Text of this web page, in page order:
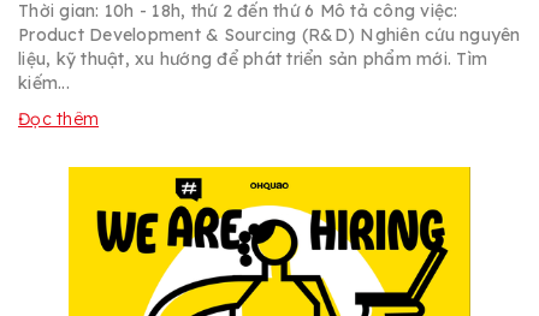
Thời gian: 10h - 18h, thứ 2 đến thứ 6 Mô tả công việc:
Product Development & Sourcing (R&D) Nghiên cứu nguyên
liệu, kỹ thuật, xu hướng để phát triển sản phẩm mới. Tìm
kiếm...
Đọc thêm